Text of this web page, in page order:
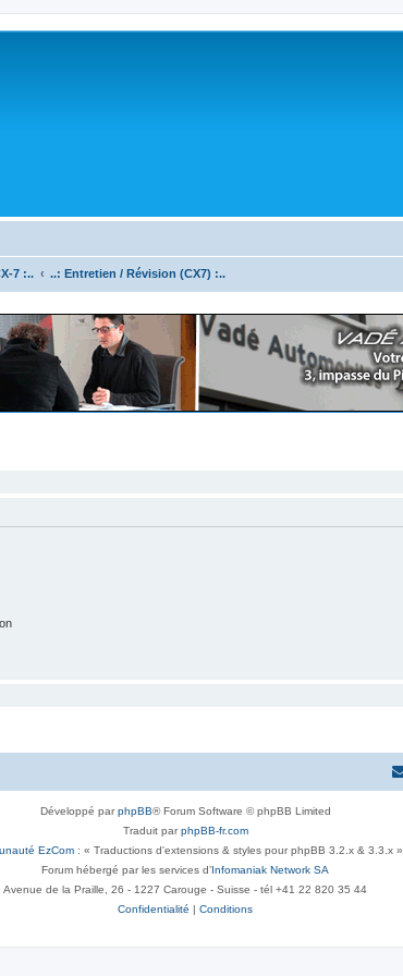
7 :.. ..: Entretien / Révision (CX7) :..
Développé parphpBB® Forum Software © phpBB Limited
Traduit parphpBB-fr.com
EzCom : « Traductions d'extensions & styles pour phpBB 3.2.x & 3.3.x »
Forum hébergé par les services d’Infomaniak Network SA
Avenue de la Praille, 26 - 1227 Carouge - Suisse - tél +41 22 820 35 44
Confidentialité | Conditions